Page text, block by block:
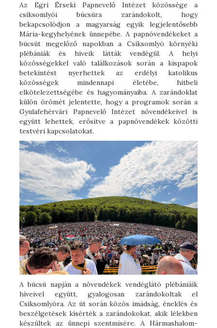
Az Egri Érseki Papnevelő Intézet közössége a
csíksomlyói búcsúra zarándokolt, hogy
bekapcsolódjon a magyarság egyik legjelentősebb
Mária-kegyhelyének ünnepébe. A papnövendékeket a
búcsút megelőző napokban a Csíksomlyó környéki
plébániák és híveik látták vendégül. A helyi
közösségekkel való találkozások során a kispapok
betekintést nyerhettek az erdélyi katolikus
közösségek mindennapi életébe, hitbeli
elkötelezettségébe és hagyományaiba. A zarándoklat
külön örömét jelentette, hogy a programok során a
Gyulafehérvári Papnevelő Intézet növendékeivel is
együtt lehettek, erősítve a papnövendékek közötti
testvéri kapcsolatokat.
A búcsú napján a növendékek vendéglátó plébániáik
híveivel együtt, gyalogosan zarándokoltak el
Csíksomlyóra. Az út során közös imádság, éneklés és
beszélgetések kísérték a zarándokokat, akik lélekben
készültek az ünnepi szentmisére. A Hármashalom-